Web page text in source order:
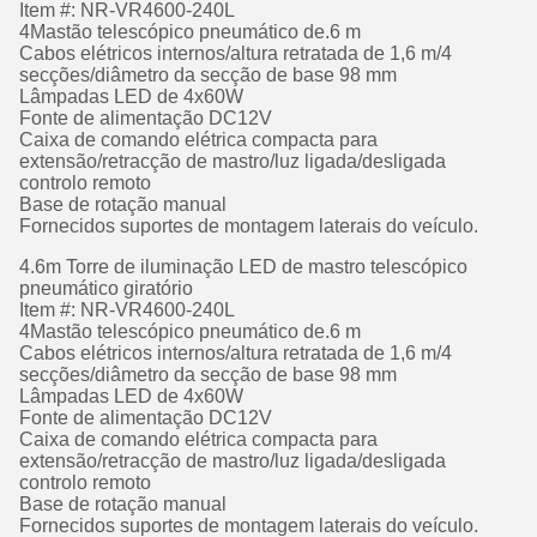
Item #: NR-VR4600-240L
4Mastão telescópico pneumático de.6 m
Cabos elétricos internos/altura retratada de 1,6 m/4
secções/diâmetro da secção de base 98 mm
Lâmpadas LED de 4x60W
Fonte de alimentação DC12V
Caixa de comando elétrica compacta para
extensão/retracção de mastro/luz ligada/desligada
controlo remoto
Base de rotação manual
Fornecidos suportes de montagem laterais do veículo.
4.6m Torre de iluminação LED de mastro telescópico
pneumático giratório
Item #: NR-VR4600-240L
4Mastão telescópico pneumático de.6 m
Cabos elétricos internos/altura retratada de 1,6 m/4
secções/diâmetro da secção de base 98 mm
Lâmpadas LED de 4x60W
Fonte de alimentação DC12V
Caixa de comando elétrica compacta para
extensão/retracção de mastro/luz ligada/desligada
controlo remoto
Base de rotação manual
Fornecidos suportes de montagem laterais do veículo.